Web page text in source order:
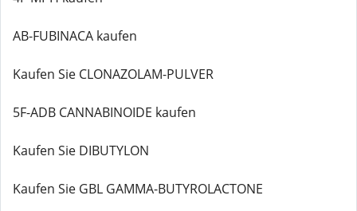
AB-FUBINACA kaufen
Kaufen Sie CLONAZOLAM-PULVER
5F-ADB CANNABINOIDE kaufen
Kaufen Sie DIBUTYLON
Kaufen Sie GBL GAMMA-BUTYROLACTONE